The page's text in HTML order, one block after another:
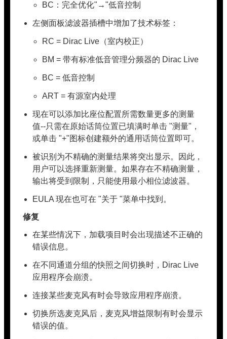
BC：完全优化"→"低音控制
左侧面板滤波器插槽中增加了技术标签：
RC = Dirac Live（室内校正）
BM = 带有标准低音管理分频器的 Dirac Live
BC = 低音控制
ART = 有源室内处理
现在可以添加比座位配置所需数量更多的测量
值--只需在原始话筒位置已填满时单击 "测量"，
或单击 "+"图标创建额外的通用话筒位置即可。
被识别为不精确的测量结果将突出显示。因此，
用户可以选择重新测量。如果存在不精确测量，
输出将受到限制，只能使用最小相位滤波器。
EULA 现在也可在 "关于 "菜单中找到。
修复
在某些情况下，加载项目时会出现描述不正确的
错误信息。
在不同通道分组的快照之间切换时，Dirac Live
应用程序会崩溃。
连接某些麦克风有时会导致应用程序崩溃。
切换所选麦克风后，麦克风增益限制有时会显示
错误的值。